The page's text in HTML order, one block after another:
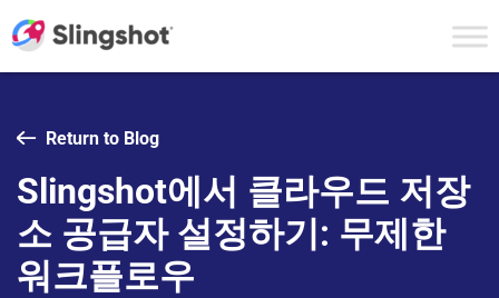
Return to Blog
Slingshot에서 클라우드 저장
소 공급자 설정하기: 무제한
워크플로우